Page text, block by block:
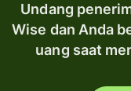
Undang
Wise dan Anda
uang saat